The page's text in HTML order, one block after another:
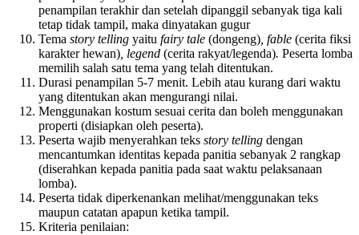
penampilan terakhir dan setelah dipanggil sebanyak tiga kali
tetap tidak tampil, maka dinyatakan gugur
Tema story telling yaitu fairy tale (dongeng), fable (cerita fiksi
karakter hewan), legend (cerita rakyat/legenda). Peserta lomba
memilih salah satu tema yang telah ditentukan.
Durasi penampilan 5-7 menit. Lebih atau kurang dari waktu
yang ditentukan akan mengurangi nilai.
Menggunakan kostum sesuai cerita dan boleh menggunakan
properti (disiapkan oleh peserta).
Peserta wajib menyerahkan teks story telling dengan
mencantumkan identitas kepada panitia sebanyak 2 rangkap
(diserahkan kepada panitia pada saat waktu pelaksanaan
lomba).
Peserta tidak diperkenankan melihat/menggunakan teks
maupun catatan apapun ketika tampil.
Kriteria penilaian: